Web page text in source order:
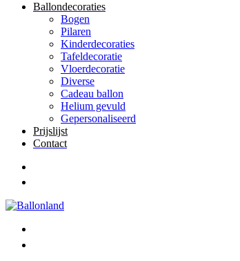
Ballondecoraties
Bogen
Pilaren
Kinderdecoraties
Tafeldecoratie
Vloerdecoratie
Diverse
Cadeau ballon
Helium gevuld
Gepersonaliseerd
Prijslijst
Contact